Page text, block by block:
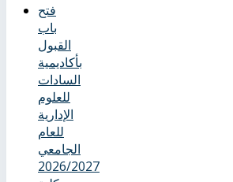
فتح
باب
القبول
بأكاديمية
السادات
للعلوم
الإدارية
للعام
الجامعي
2026/2027